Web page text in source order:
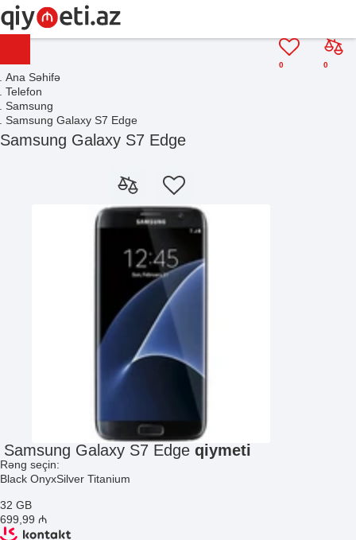
0
0
Ana Səhifə
Telefon
Samsung
Samsung Galaxy S7 Edge
Samsung Galaxy S7 Edge
Samsung Galaxy S7 Edge qiymeti
Rəng seçin:
Black OnyxSilver Titanium
32 GB
699 ,99 ₼